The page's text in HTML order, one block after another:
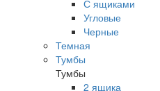
С ящиками
Угловые
Черные
Темная
Тумбы
Тумбы
2 ящика